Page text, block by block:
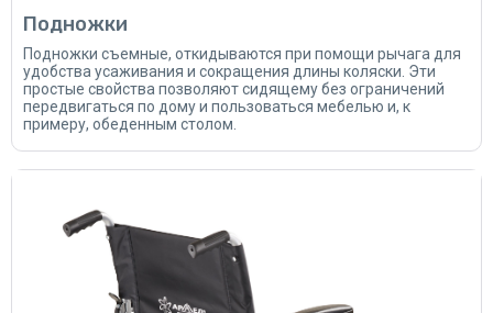
Подножки
Подножки съемные, откидываются при помощи рычага для
удобства усаживания и сокращения длины коляски. Эти
простые свойства позволяют сидящему без ограничений
передвигаться по дому и пользоваться мебелью и, к
примеру, обеденным столом.